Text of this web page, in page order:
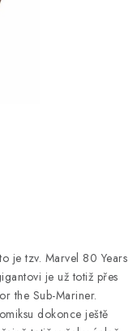
je tzv. Marvel 80 Years
je už totiž přes
the Sub-Mariner.
dokonce ještě